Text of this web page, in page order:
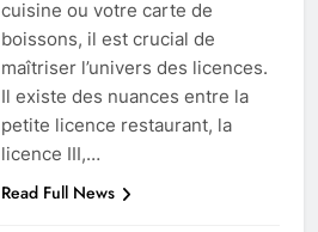
cuisine ou votre carte de
boissons, il est crucial de
maîtriser l’univers des licences.
Il existe des nuances entre la
petite licence restaurant, la
licence III,…
Read Full News